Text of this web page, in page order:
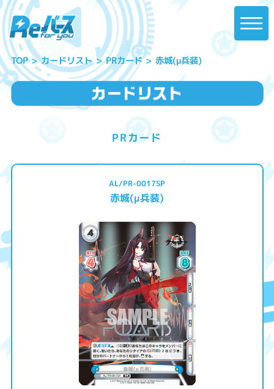
TOP カードリスト PRカード 赤城(μ兵装)
PRカード
AL/PR-0017SP
赤城(μ兵装)